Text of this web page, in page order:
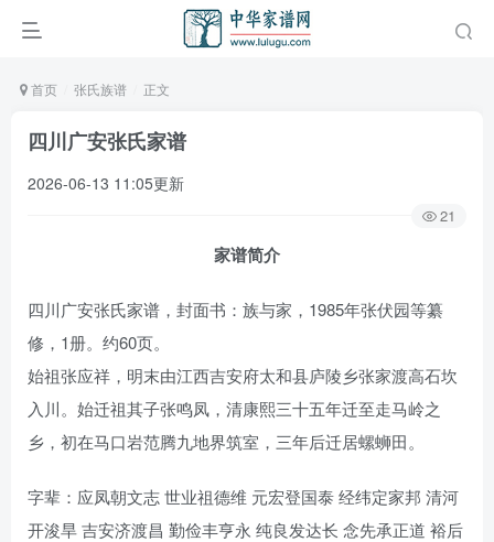
首页 张氏族谱 正文
四川广安张氏家谱
2026-06-13 11:05更新
21
家谱简介
四川广安张氏家谱，封面书：族与家，1985年张伏园等纂
修，1册。约60页。
始祖张应祥，明末由江西吉安府太和县庐陵乡张家渡高石坎
入川。始迁祖其子张鸣凤，清康熙三十五年迁至走马岭之
乡，初在马口岩范腾九地界筑室，三年后迁居螺蛳田。
字辈：应凤朝文志 世业祖德维 元宏登国泰 经纬定家邦 清河
开浚旱 吉安济渡昌 勤俭丰亨永 纯良发达长 念先承正道 裕后